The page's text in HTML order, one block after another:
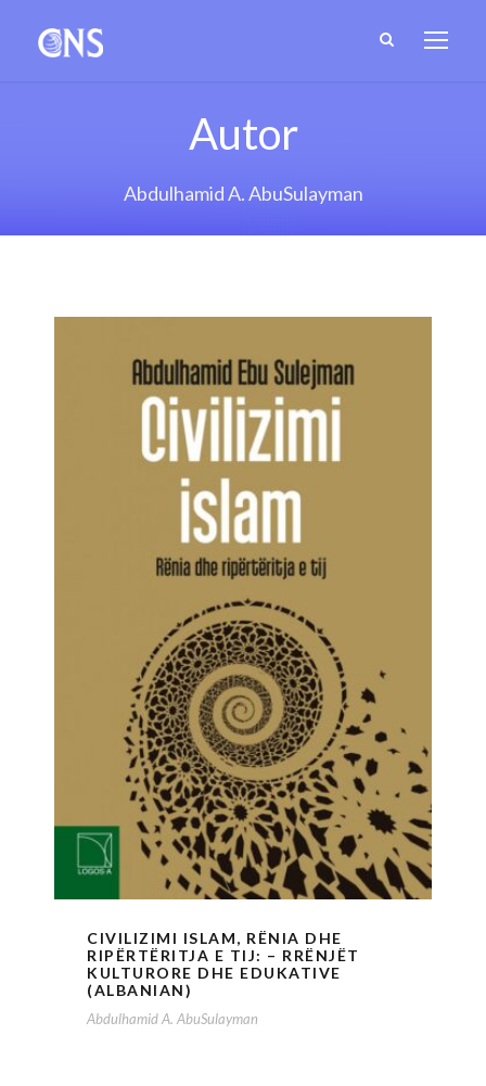
Autor
Abdulhamid A. AbuSulayman
CIVILIZIMI ISLAM, RËNIA DHE
RIPËRTËRITJA E TIJ: – RRËNJËT
KULTURORE DHE EDUKATIVE
(ALBANIAN)
Abdulhamid A. AbuSulayman